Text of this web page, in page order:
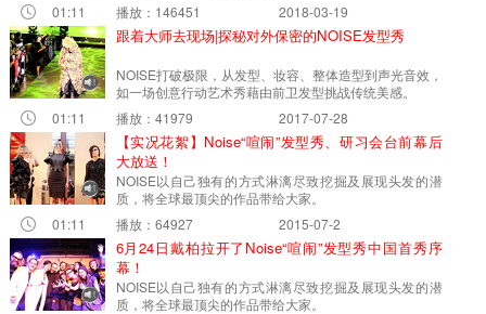
01:11
播放：146451
2018-03-19
01:11
跟着大师去现场|探秘对外保密的NOISE发型秀
NOISE打破极限，从发型、妆容、整体造型到声光音效，
如一场创意行动艺术秀藉由前卫发型挑战传统美感。
播放：41979
2017-07-28
01:11
【实况花絮】Noise“喧闹”发型秀、研习会台前幕后
大放送！
NOISE以自己独有的方式淋漓尽致挖掘及展现头发的潜
质，将全球最顶尖的作品带给大家。
播放：64927
2015-07-2
6月24日戴柏拉开了Noise“喧闹”发型秀中国首秀序
幕！
NOISE以自己独有的方式淋漓尽致挖掘及展现头发的潜
质，将全球最顶尖的作品带给大家。